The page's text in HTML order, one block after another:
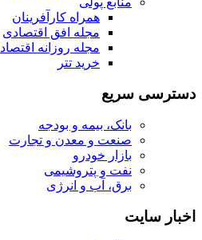
همراه کارآفرینان
مجله افق اقتصادی
مجله روزانه اقتصاد
خرید تتر
دسترسی سریع
بانک، بیمه و بودجه
صنعت و معدن و تجارت
بازار خودرو
نفت و پتروشیمی
برق، آب و انرژی
اخبار سایت